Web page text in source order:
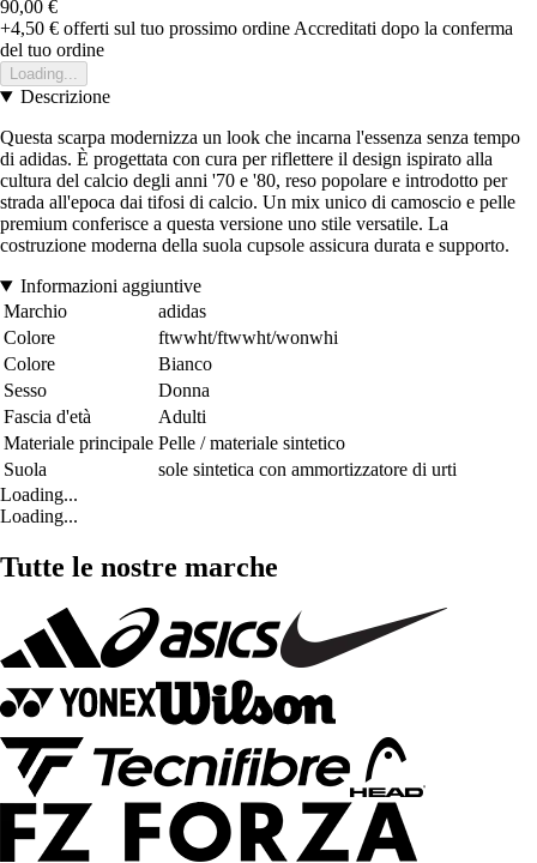
90,00 €
+4,50 € offerti sul tuo prossimo ordine Accreditati dopo la conferma
del tuo ordine
Loading...
Descrizione
Questa scarpa modernizza un look che incarna l'essenza senza tempo
di adidas. È progettata con cura per riflettere il design ispirato alla
cultura del calcio degli anni '70 e '80, reso popolare e introdotto per
strada all'epoca dai tifosi di calcio. Un mix unico di camoscio e pelle
premium conferisce a questa versione uno stile versatile. La
costruzione moderna della suola cupsole assicura durata e supporto.
Informazioni aggiuntive
Marchio
adidas
Colore
ftwwht/ftwwht/wonwhi
Colore
Bianco
Sesso
Donna
Fascia d'età
Adulti
Materiale principale Pelle / materiale sintetico
Suola
sole sintetica con ammortizzatore di urti
Loading...
Loading...
Tutte le nostre marche